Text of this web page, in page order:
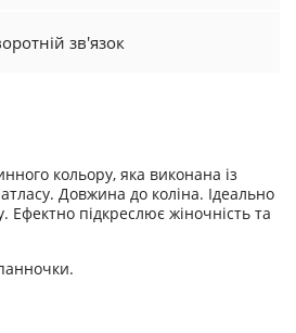
зв'язок
кольору, яка виконана із
атласу. Довжина до коліна. Ідеально
Ефектно підкреслює жіночність та